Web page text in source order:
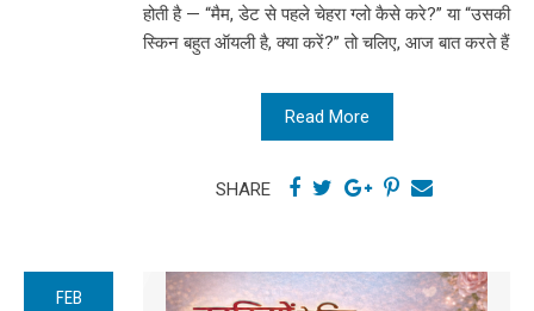
होती है — “मैम, डेट से पहले चेहरा ग्लो कैसे करे?” या “उसकी
स्किन बहुत ऑयली है, क्या करें?” तो चलिए, आज बात करते हैं
Read More
SHARE
FEB